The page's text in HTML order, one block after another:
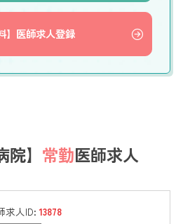
】医師求人登録
】 常勤医師求人
求人ID:13878